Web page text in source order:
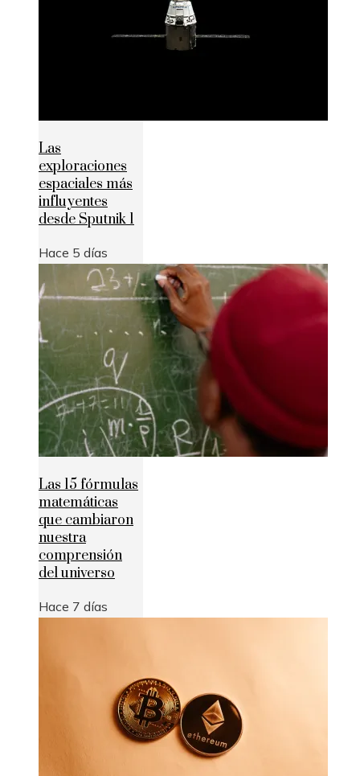
Las
exploraciones
espaciales más
influyentes
desde Sputnik 1
Hace 5 días
Las 15 fórmulas
matemáticas
que cambiaron
nuestra
comprensión
del universo
Hace 7 días